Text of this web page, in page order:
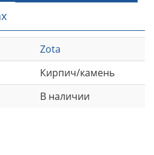
Zota
Кирпич/камень
В наличии